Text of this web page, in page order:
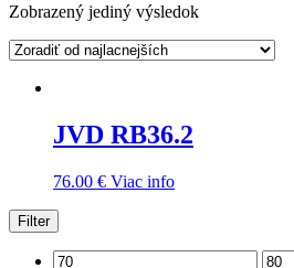
Zobrazený jediný výsledok
JVD RB36.2
76.00 € Viac info
Filter